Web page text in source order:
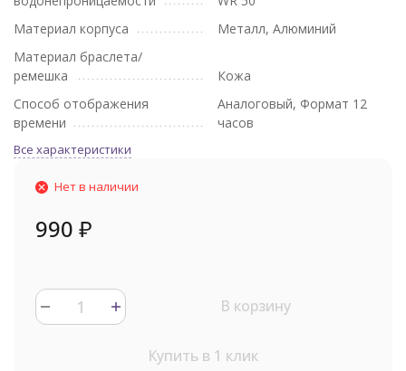
Материал корпуса
Металл, Алюминий
Материал браслета/
ремешка
Кожа
Способ отображения
времени
Аналоговый, Формат 12
часов
Все характеристики
Нет в наличии
990 ₽
В корзину
Купить в 1 клик